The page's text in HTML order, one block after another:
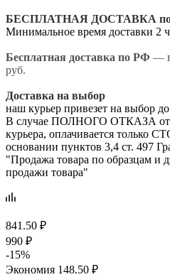
БЕСПЛАТНАЯ ДОСТАВКА по
Минимальное время доставки 2
Бесплатная доставка по РФ —
руб.
Доставка на выбор
наш курьер привезет на выбор
В случае ПОЛНОГО ОТКАЗА от
курьера, оплачивается
основании пунктов 3,4 ст. 497
"Продажа товара по образцам и
продажи товара"
841.50 ₽
990 ₽
-15%
Экономия 148.50 ₽